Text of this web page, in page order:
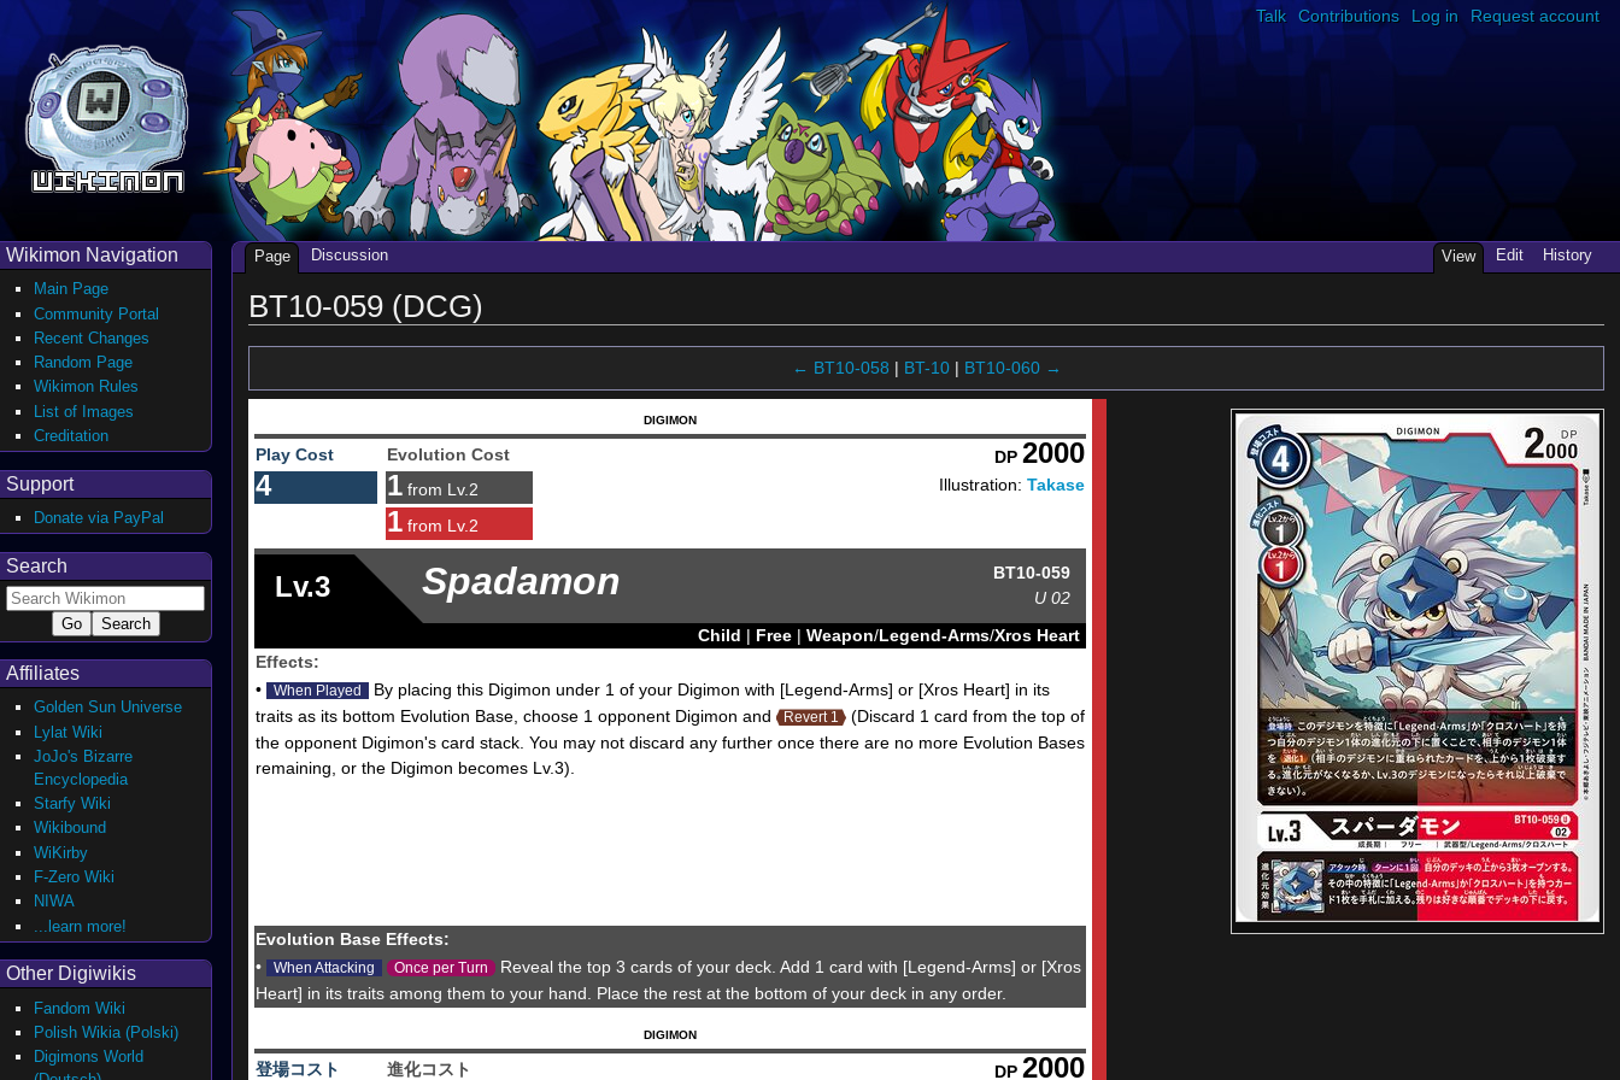
BT10-059 (DCG)
← BT10-058 | BT-10| BT10-060 →
DIGIMON
Play Cost Evolution Cost DP 2000
4
1 from Lv.2 Illustration: Takase
1 from Lv.2
Lv.3 Spadamon
BT10-059
U 02
Child | Free| Weapon/Legend-Arms/Xros Heart
Effects:
•
When Played
By placing this Digimon under 1 of your Digimon with [Legend-Arms] or [Xros Heart] in its
traits as its bottom Evolution Base, choose 1 opponent Digimon and
Revert 1 (Discard 1 card from the top of
the opponent Digimon's card stack. You may not discard any further once there are no more Evolution Bases
remaining, or the Digimon becomes Lv.3).
Evolution Base Effects:
•
When Attacking Once per Turn Reveal the top 3 cards of your deck. Add 1 card with [Legend-Arms] or [Xros
Heart] in its traits among them to your hand. Place the rest at the bottom of your deck in any order.
DIGIMON
登場コスト 進化コスト DP 2000
Talk Contributions Log in Request account
Page Discussion View Edit History
Wikimon Navigation
Main Page
Community Portal
Recent Changes
Random Page
Wikimon Rules
List of Images
Creditation
Support
Donate via PayPal
Search
Affiliates
Golden Sun Universe
Lylat Wiki
JoJo's Bizarre
Encyclopedia
Starfy Wiki
Wikibound
WiKirby
F-Zero Wiki
NIWA
...learn more!
Other Digiwikis
Fandom Wiki
Polish Wikia (Polski)
Digimons World